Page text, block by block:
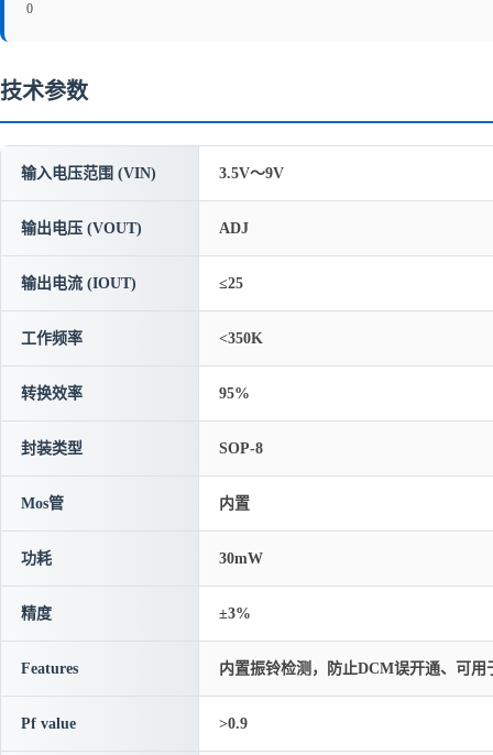
0
技术参数
输入电压范围 (VIN) 3.5V～9V
输出电压 (VOUT) ADJ
输出电流 (IOUT) ≤25
工作频率 <350K
转换效率 95%
封装类型 SOP-8
Mos管 内置
功耗 30mW
精度 ±3%
Features 内置振铃检测，防止DCM误开通、可
Pf value >0.9